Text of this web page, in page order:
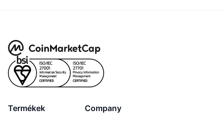
Termékek Company